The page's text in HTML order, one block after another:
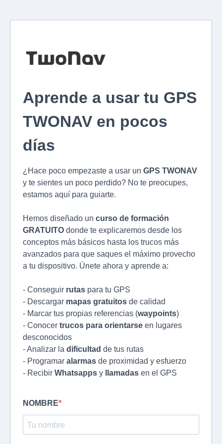
Aprende a usar tu GPS
TWONAV en pocos
días
¿Hace poco empezaste a usar un GPS TWONAV
y te sientes un poco perdido? No te preocupes,
estamos aquí para guiarte.
Hemos diseñado un curso de formación
GRATUITO donde te explicaremos desde los
conceptos más básicos hasta los trucos más
avanzados para que saques el máximo provecho
a tu dispositivo. Únete ahora y aprende a:
- Conseguir rutas para tu GPS
- Descargar mapas gratuitos de calidad
- Marcar tus propias referencias (waypoints)
- Conocer trucos para orientarse en lugares
desconocidos
- Analizar la dificultad de tus rutas
- Programar alarmas de proximidad y esfuerzo
- Recibir Whatsapps y llamadas en el GPS
NOMBRE